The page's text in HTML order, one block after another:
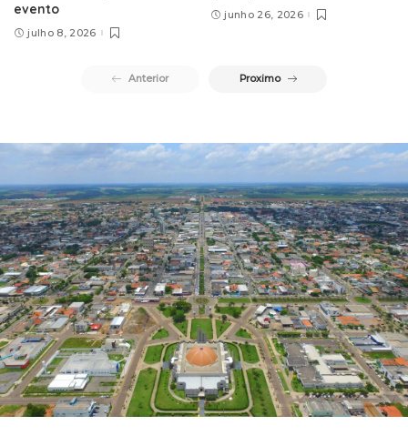
evento
julho 8, 2026
junho 26, 2026
Anterior Proximo